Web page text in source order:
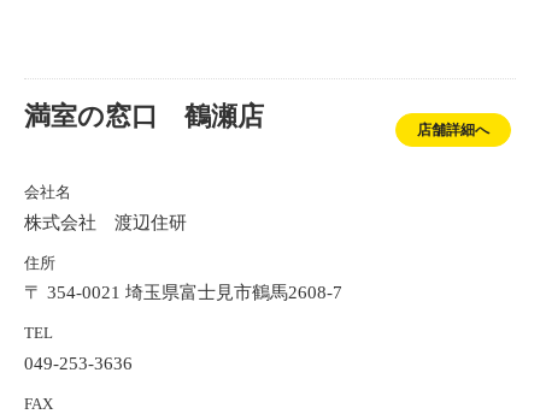
満室の窓口 鶴瀬店 店舗詳細へ
会社名
株式会社 渡辺住研
住所
〒 354-0021 埼玉県富士見市鶴馬2608-7
TEL
049-253-3636
FAX